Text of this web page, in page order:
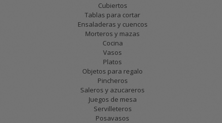
Cubiertos
Tablas para cortar
Ensaladeras y cuencos
Morteros y mazas
Cocina
Vasos
Platos
Objetos para regalo
Pincheros
Saleros y azucareros
Juegos de mesa
Servilleteros
Posavasos